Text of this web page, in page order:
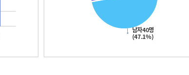
남자40명
(47.1%)